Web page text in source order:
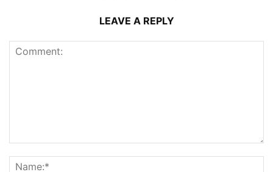
LEAVE A REPLY